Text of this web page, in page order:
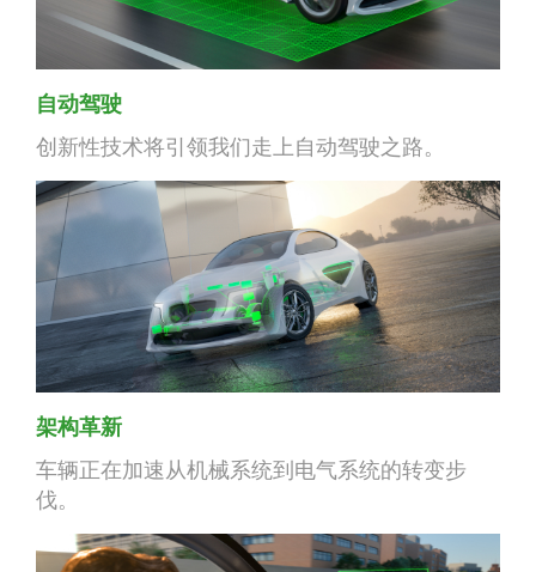
自动驾驶
创新性技术将引领我们走上自动驾驶之路。
架构革新
车辆正在加速从机械系统到电气系统的转变步
伐。